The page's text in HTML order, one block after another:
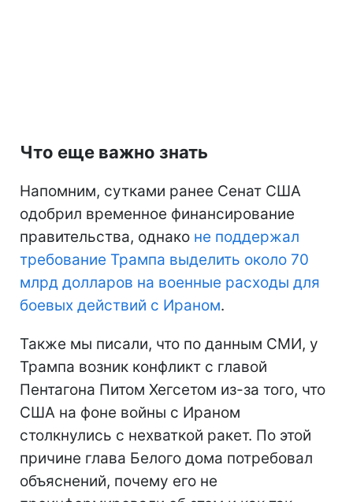
Что еще важно знать
Напомним, сутками ранее Сенат США
одобрил временное финансирование
правительства, однако не поддержал
требование Трампа выделить около 70
млрд долларов на военные расходы для
боевых действий с Ираном.
Также мы писали, что по данным СМИ, у
Трампа возник конфликт с главой
Пентагона Питом Хегсетом из-за того, что
США на фоне войны с Ираном
столкнулись с нехваткой ракет. По этой
причине глава Белого дома потребовал
объяснений, почему его не